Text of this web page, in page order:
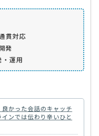
貫対応
発
運用
かった会話のキャッチ
ンでは伝わり辛いひと